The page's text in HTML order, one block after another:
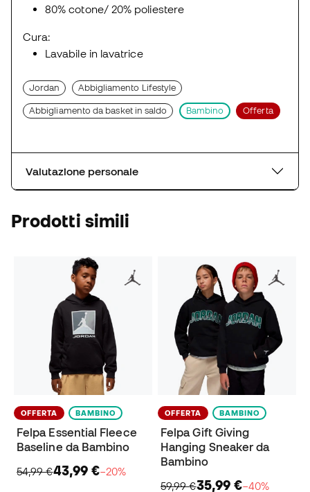
80% cotone/ 20% poliestere
Cura:
Lavabile in lavatrice
Jordan Abbigliamento Lifestyle
Abbigliamento da basket in saldo Bambino Offerta
Valutazione personale
Prodotti simili
OFFERTA BAMBINO
Felpa Essential Fleece
Baseline da Bambino
54,99 €43,99 €−20%
OFFERTA BAMBINO
Felpa Gift Giving
Hanging Sneaker da
Bambino
59,99 €35,99 €−40%